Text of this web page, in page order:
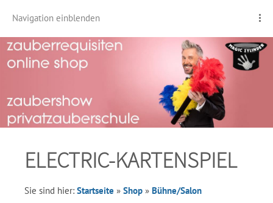
Navigation einblenden
ELECTRIC-KARTENSPIEL
Sie sind hier: Startseite » Shop » Bühne/Salon